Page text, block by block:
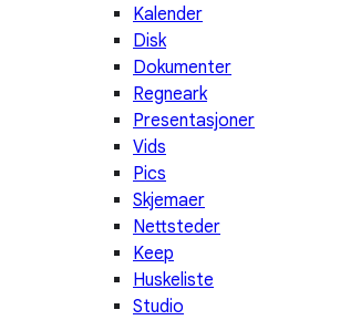
Kalender
Disk
Dokumenter
Regneark
Presentasjoner
Vids
Pics
Skjemaer
Nettsteder
Keep
Huskeliste
Studio